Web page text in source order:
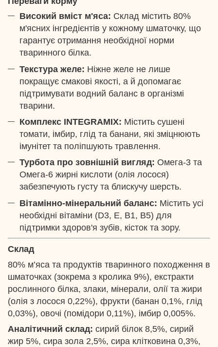
Високий вміст м'яса: Склад містить 80%
м'ясних інгредієнтів у кожному шматочку, що
гарантує отримання необхідної норми
тваринного білка.
Текстура желе: Ніжне желе не лише
покращує смакові якості, а й допомагає
підтримувати водний баланс в організмі
тварини.
Комплекс INTEGRAMIX: Містить сушені
томати, імбир, глід та банани, які зміцнюють
імунітет та поліпшують травлення.
Турбота про зовнішній вигляд: Омега-3 та
Омега-6 жирні кислоти (олія лосося)
забезпечують густу та блискучу шерсть.
Вітамінно-мінеральний баланс: Містить усі
необхідні вітаміни (D3, E, B1, B5) для
підтримки здоров'я зубів, кісток та зору.
Склад
80% м’яса та продуктів тваринного походження в
шматочках (зокрема з кролика 9%), екстракти
рослинного білка, злаки, мінерали, олії та жири
(олія з лосося 0,22%), фрукти (банан 0,1%, глід
0,03%), овочі (помідори 0,11%), імбир 0,005%.
Аналітичний склад: сирий білок 8,5%, сирий
жир 5%, сира зола 2,5%, сира клітковина 0,3%,